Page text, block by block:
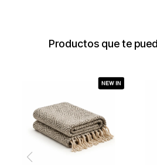
Productos que te